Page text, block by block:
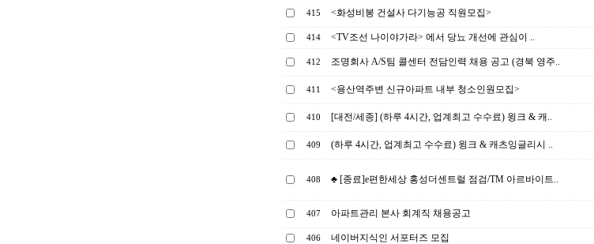
415 <화성비봉 건설사 다기능공 직원모집>
414 <TV조선 나이야가라> 에서 당뇨 개선에 관심이 ..
412 조명회사 A/S팀 콜센터 전담인력 채용 공고 (경북 영주..
411 <용산역주변 신규아파트 내부 청소인원모집>
410 [대전/세종] (하루 4시간, 업계최고 수수료) 윙크 & 캐..
409 (하루 4시간, 업계최고 수수료) 윙크 & 캐츠잉글리시 ..
408 ♣ [종료]e편한세상 홍성더센트럴 점검/TM 아르바이트..
407 아파트관리 본사 회계직 채용공고
406 네이버지식인 서포터즈 모집